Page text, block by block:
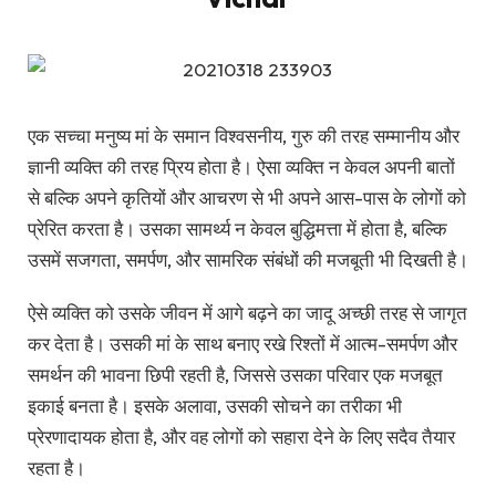
एक सच्चा मनुष्य मां के समान विश्वसनीय, गुरु की तरह सम्मानीय और
ज्ञानी व्यक्ति की तरह प्रिय होता है। ऐसा व्यक्ति न केवल अपनी बातों
से बल्कि अपने कृतियों और आचरण से भी अपने आस-पास के लोगों को
प्रेरित करता है। उसका सामर्थ्य न केवल बुद्धिमत्ता में होता है, बल्कि
उसमें सजगता, समर्पण, और सामरिक संबंधों की मजबूती भी दिखती है।
ऐसे व्यक्ति को उसके जीवन में आगे बढ़ने का जादू अच्छी तरह से जागृत
कर देता है। उसकी मां के साथ बनाए रखे रिश्तों में आत्म-समर्पण और
समर्थन की भावना छिपी रहती है, जिससे उसका परिवार एक मजबूत
इकाई बनता है। इसके अलावा, उसकी सोचने का तरीका भी
प्रेरणादायक होता है, और वह लोगों को सहारा देने के लिए सदैव तैयार
रहता है।